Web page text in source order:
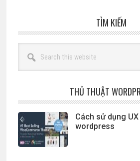
TÌM KIẾM
this
website
THỦ THUẬT
Cách sử dụng
wordpress